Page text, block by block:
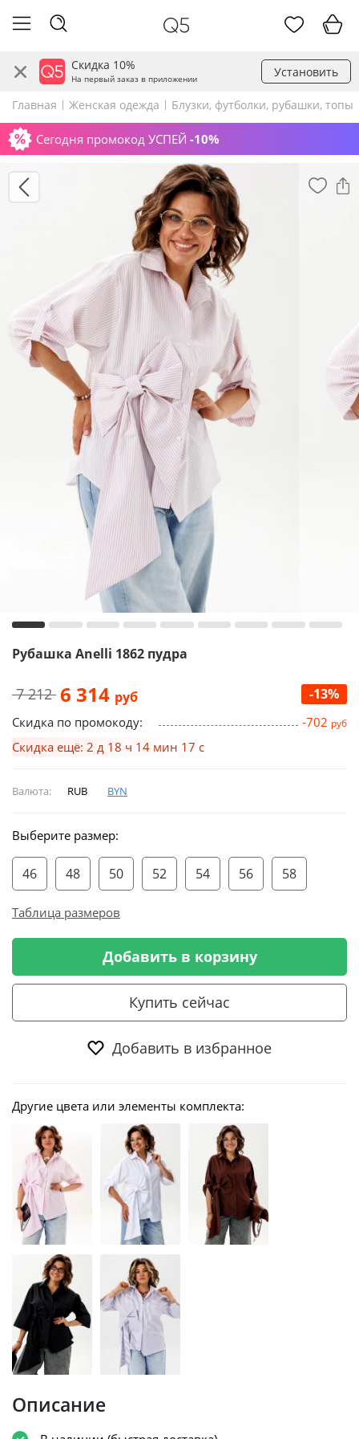
Скидка 10%
На первый заказ в приложении Установить
Главная Женская одежда Блузки, футболки, рубашки, топы
Сегодня промокод УСПЕЙ -10%
Рубашка Anelli 1862 пудра
7 212 6 314 руб -13%
Скидка по промокоду: -702 руб
Скидка ещё: 2 д 18 ч 14 мин 17 с
Валюта: RUB BYN
Выберите размер:
46 48 50 52 54 56 58
Таблица размеров
Добавить в корзину
Купить сейчас
Добавить в избранное
Другие цвета или элементы комплекта:
Описание